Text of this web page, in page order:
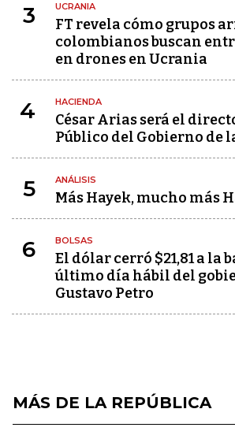
3 UCRANIA
FT revela cómo grupos
colombianos buscan
en drones en Ucrania
4 HACIENDA
César Arias será el
Público del Gobierno de
5 ANÁLISIS
Más Hayek, mucho más
6 BOLSAS
El dólar cerró $21,81 a la
último día hábil del
Gustavo Petro
MÁS DE LA REPÚBLICA